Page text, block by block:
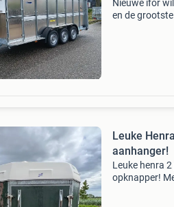
Nieuwe ifor
en de
Leuke
aanhanger!
Leuke henra
opknapper!